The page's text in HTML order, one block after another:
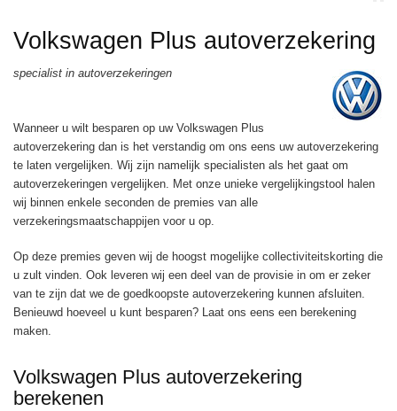
Volkswagen Plus autoverzekering
specialist in autoverzekeringen
Wanneer u wilt besparen op uw Volkswagen Plus
autoverzekering dan is het verstandig om ons eens uw autoverzekering
te laten vergelijken. Wij zijn namelijk specialisten als het gaat om
autoverzekeringen vergelijken. Met onze unieke vergelijkingstool halen
wij binnen enkele seconden de premies van alle
verzekeringsmaatschappijen voor u op.
Op deze premies geven wij de hoogst mogelijke collectiviteitskorting die
u zult vinden. Ook leveren wij een deel van de provisie in om er zeker
van te zijn dat we de goedkoopste autoverzekering kunnen afsluiten.
Benieuwd hoeveel u kunt besparen? Laat ons eens een berekening
maken.
Volkswagen Plus autoverzekering
berekenen